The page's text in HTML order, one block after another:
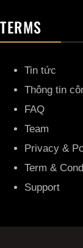
TERMS
Tin tức
Thông tin
FAQ
Team
Privacy &
Term &
Support